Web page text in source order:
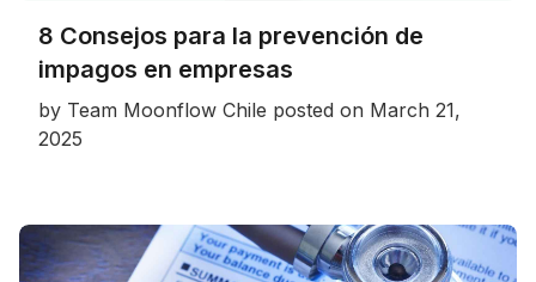
8 Consejos para la prevención de
impagos en empresas
by Team Moonflow Chile posted on March 21,
2025